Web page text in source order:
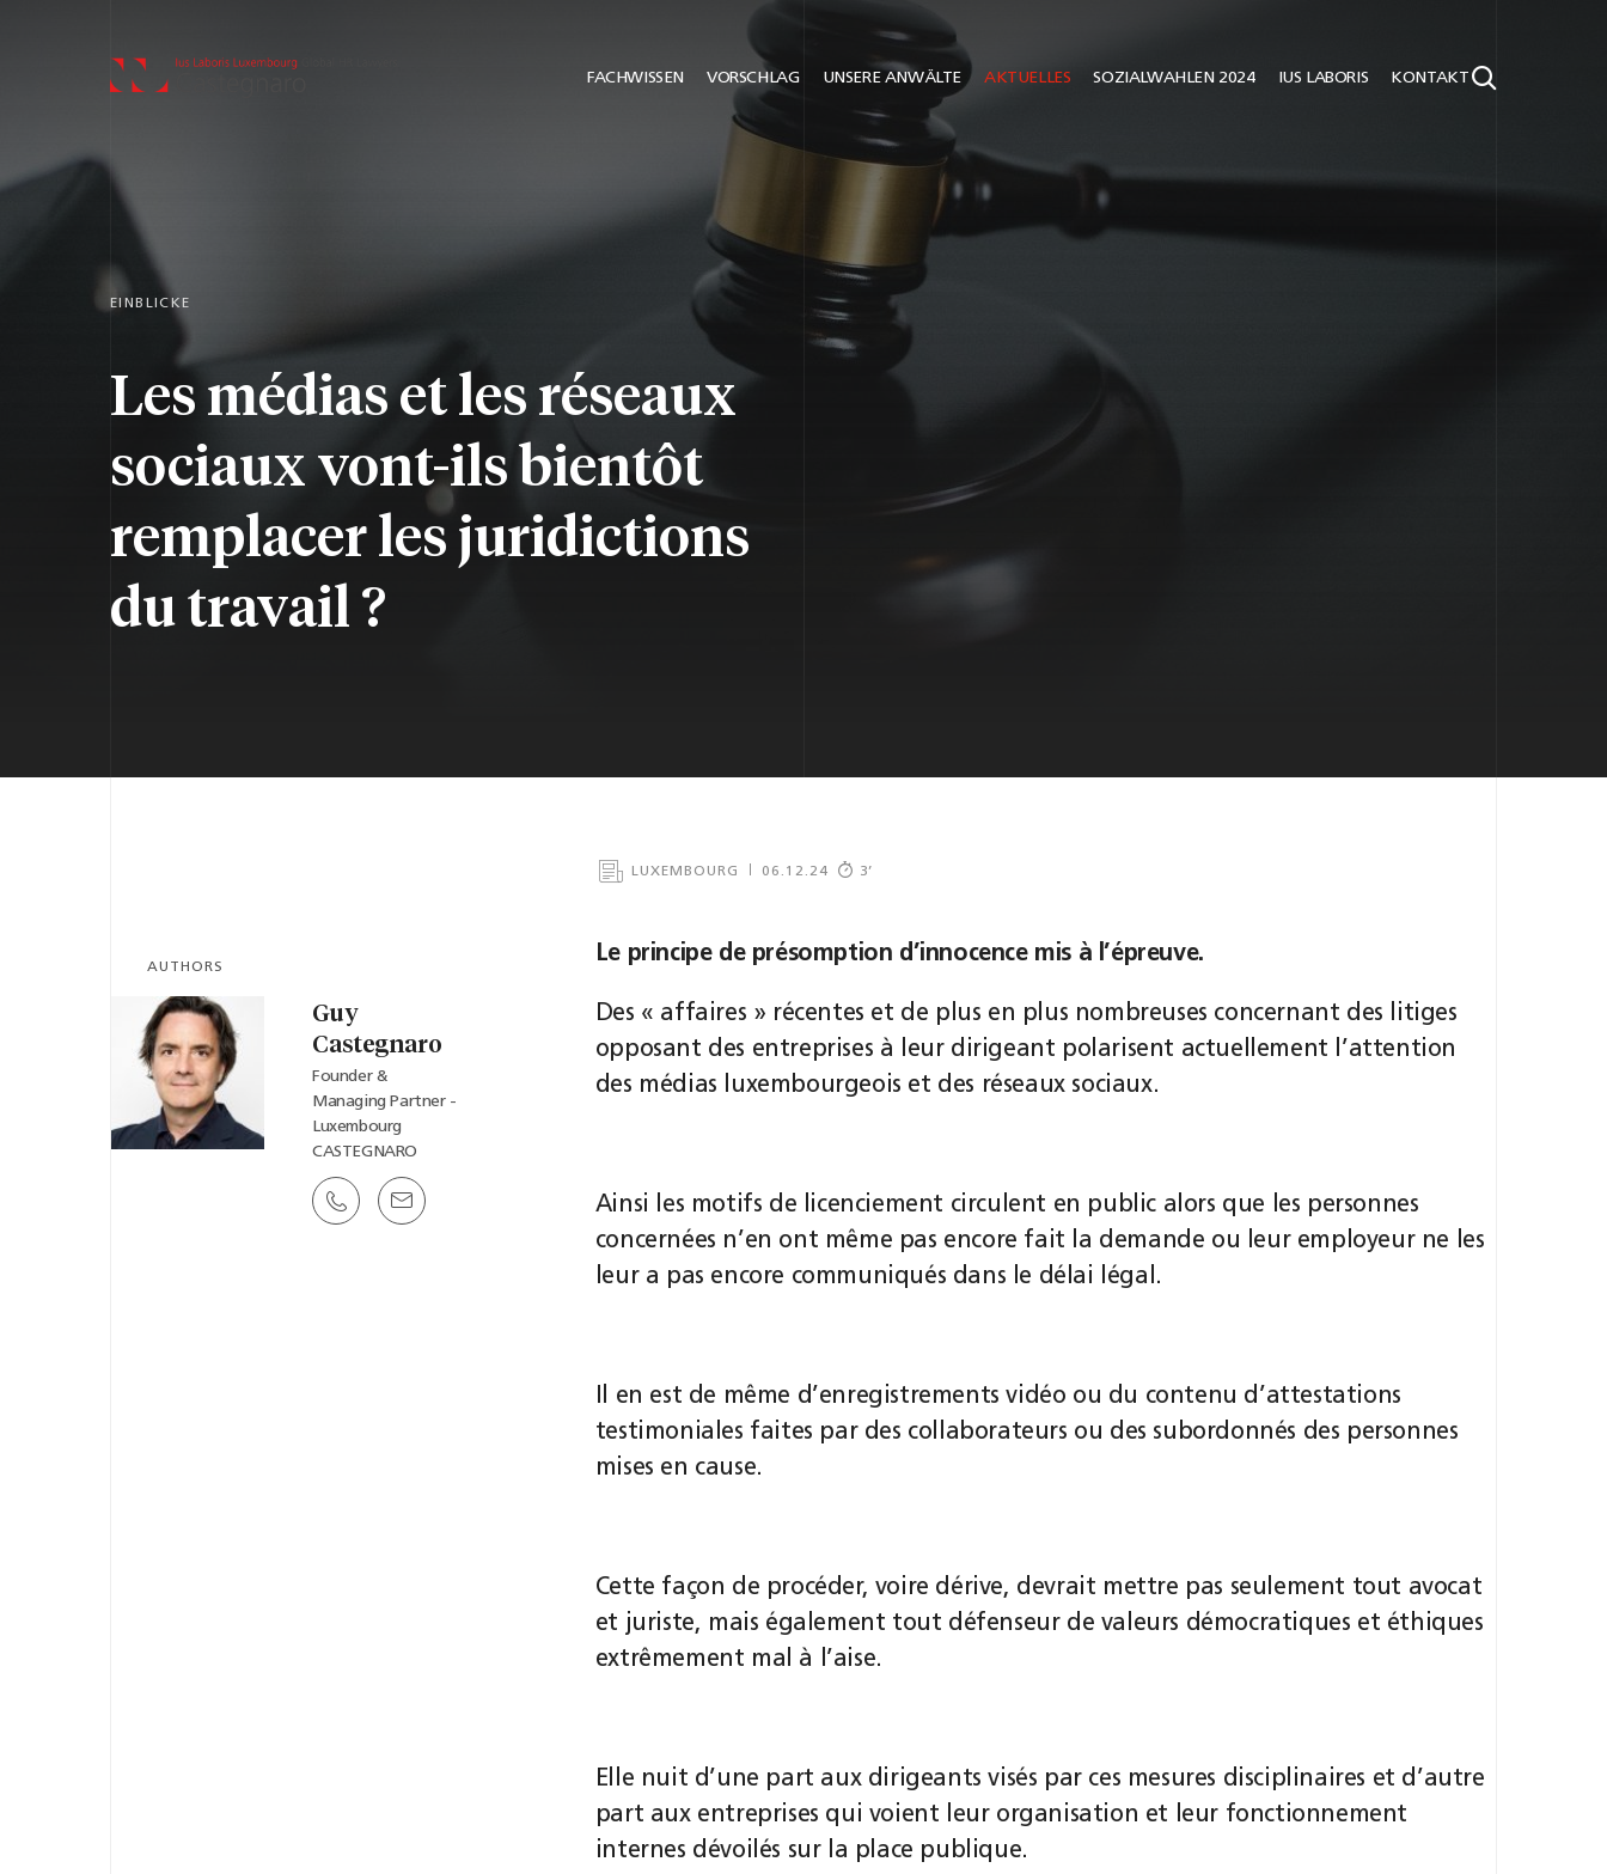
FACHWISSEN VORSCHLAG UNSERE ANWÄLTE AKTUELLES SOZIALWAHLEN 2024 IUS LABORIS KONTAKT
EINBLICKE
Les médias et les réseaux
sociaux vont-ils bientôt
remplacer les juridictions
du travail ?
AUTHORS
Guy
Castegnaro
Founder &
Managing Partner -
Luxembourg
CASTEGNARO
LUXEMBOURG 06.12.24 3’
Le principe de présomption d’innocence mis à l’épreuve.
Des « affaires » récentes et de plus en plus nombreuses concernant des litiges
opposant des entreprises à leur dirigeant polarisent actuellement l’attention
des médias luxembourgeois et des réseaux sociaux.
Ainsi les motifs de licenciement circulent en public alors que les personnes
concernées n’en ont même pas encore fait la demande ou leur employeur ne les
leur a pas encore communiqués dans le délai légal.
Il en est de même d’enregistrements vidéo ou du contenu d’attestations
testimoniales faites par des collaborateurs ou des subordonnés des personnes
mises en cause.
Cette façon de procéder, voire dérive, devrait mettre pas seulement tout avocat
et juriste, mais également tout défenseur de valeurs démocratiques et éthiques
extrêmement mal à l’aise.
Elle nuit d’une part aux dirigeants visés par ces mesures disciplinaires et d’autre
part aux entreprises qui voient leur organisation et leur fonctionnement
internes dévoilés sur la place publique.